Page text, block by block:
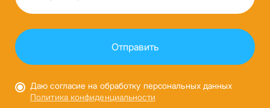
Даю согласие на обработку персональных данных
Политика конфиденциальности